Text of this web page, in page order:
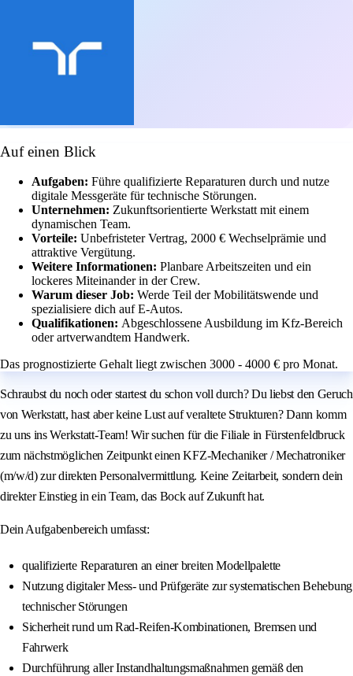
Auf einen Blick
Aufgaben: Führe qualifizierte Reparaturen durch und nutze
digitale Messgeräte für technische Störungen.
Unternehmen: Zukunftsorientierte Werkstatt mit einem
dynamischen Team.
Vorteile: Unbefristeter Vertrag, 2000 € Wechselprämie und
attraktive Vergütung.
Weitere Informationen: Planbare Arbeitszeiten und ein
lockeres Miteinander in der Crew.
Warum dieser Job: Werde Teil der Mobilitätswende und
spezialisiere dich auf E-Autos.
Qualifikationen: Abgeschlossene Ausbildung im Kfz-Bereich
oder artverwandtem Handwerk.
Das prognostizierte Gehalt liegt zwischen 3000 - 4000 € pro Monat.
Schraubst du noch oder startest du schon voll durch? Du liebst den Geruch
von Werkstatt, hast aber keine Lust auf veraltete Strukturen? Dann komm
zu uns ins Werkstatt-Team! Wir suchen für die Filiale in Fürstenfeldbruck
zum nächstmöglichen Zeitpunkt einen KFZ-Mechaniker / Mechatroniker
(m/w/d) zur direkten Personalvermittlung. Keine Zeitarbeit, sondern dein
direkter Einstieg in ein Team, das Bock auf Zukunft hat.
Dein Aufgabenbereich umfasst:
qualifizierte Reparaturen an einer breiten Modellpalette
Nutzung digitaler Mess- und Prüfgeräte zur systematischen Behebung
technischer Störungen
Sicherheit rund um Rad-Reifen-Kombinationen, Bremsen und
Fahrwerk
Durchführung aller Instandhaltungsmaßnahmen gemäß den